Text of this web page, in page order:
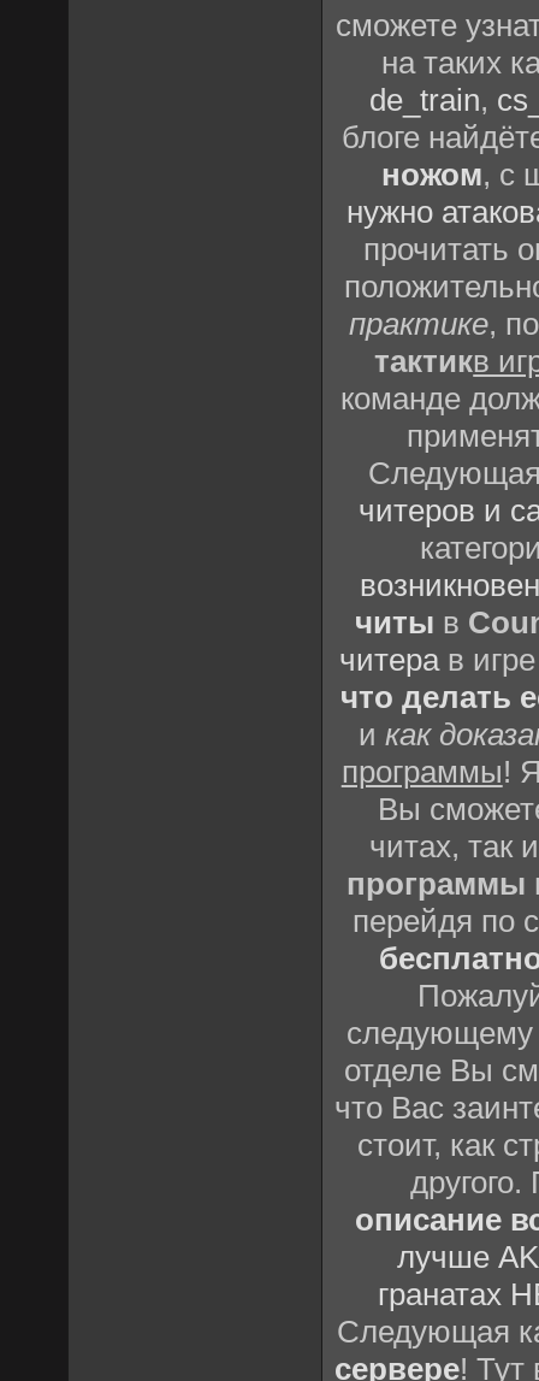
сможете
на таких
de_train,
блоге
ножом, с
нужно
прочитать
практике,
тактикв
команде
Следующая
читеров и
читы в
читерав
что делать
икак
программы!
Вы
читах, так
программы
перейдя по
отделе Вы
что Вас
стоит, как
описание
лучше
гранатах
Следующая
сервере! Тут